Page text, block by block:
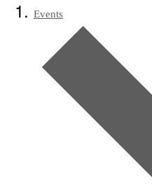
Events